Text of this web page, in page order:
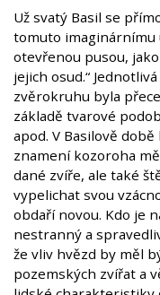
Už svatý Basil se
tomuto imaginárnímu
otevřenou pusou,
jejich osud.“
zvěrokruhu byla
základě tvarové
apod. V Basilově
znamení kozoroha
dané zvíře, ale také
vypelichat svou
obdaří novou. Kdo je
nestranný a
že vliv hvězd by měl
pozemských zvířat a